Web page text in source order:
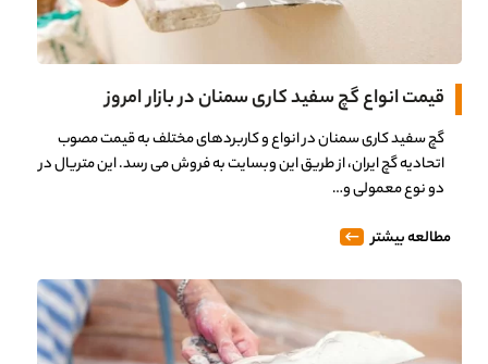
قیمت انواع گچ سفید کاری سمنان در بازار امروز
گچ سفید کاری سمنان در انواع و کاربردهای مختلف به قیمت مصوب
اتحادیه گچ ایران، از طریق این وبسایت به فروش می رسد. این متریال در
دو نوع معمولی و…
مطالعه بیشتر